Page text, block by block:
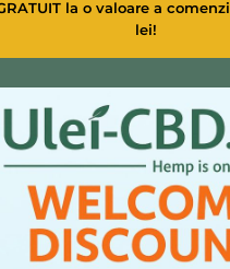
la o valoare a
lei!
Blog» CBD pentru somn:
o odihnă mai bună